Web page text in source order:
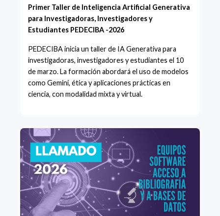
Primer Taller de Inteligencia Artificial Generativa
para Investigadoras, Investigadores y
Estudiantes PEDECIBA -2026
PEDECIBA inicia un taller de IA Generativa para
investigadoras, investigadores y estudiantes el 10
de marzo. La formación abordará el uso de modelos
como Gemini, ética y aplicaciones prácticas en
ciencia, con modalidad mixta y virtual.